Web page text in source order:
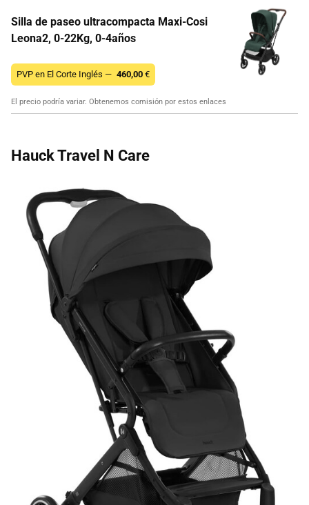
Silla de paseo ultracompacta Maxi-Cosi
Leona2, 0-22Kg, 0-4años
PVP en El Corte Inglés — 460,00 €
El precio podría variar. Obtenemos comisión por estos enlaces
Hauck Travel N Care